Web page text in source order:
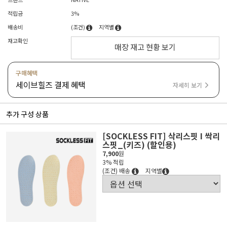
적립금
3%
배송비
(조건)
지역별
재고확인
매장 재고 현황 보기
구매혜택
세이브힐즈 결제 혜택 자세히 보기
추가 구성 상품
[SOCKLESS FIT] 삭리스핏 I 싹리
스핏_(키즈) (할인용)
7,900원
3% 적립
(조건) 배송
지역별